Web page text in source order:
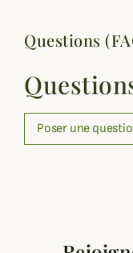
Questions
Poser une